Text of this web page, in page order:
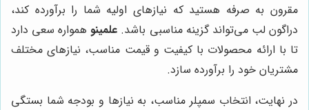
مقرون به صرفه هستید که نیازهای اولیه شما را برآورده کند،
دراگون لب می‌تواند گزینه مناسبی باشد. علمینو همواره سعی دارد
تا با ارائه محصولات با کیفیت و قیمت مناسب، نیازهای مختلف
مشتریان خود را برآورده سازد.
در نهایت، انتخاب سمپلر مناسب، به نیازها و بودجه شما بستگی